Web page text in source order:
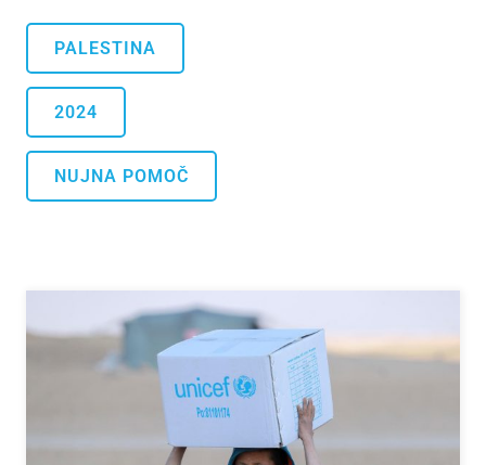
PALESTINA
2024
NUJNA POMOČ